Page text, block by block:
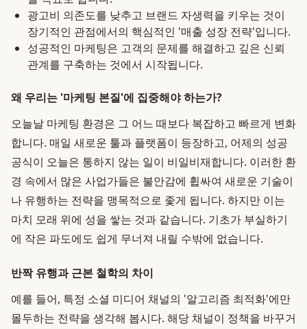
광고비 의존도를 낮추고 브랜드 자생력을 키우는 것이
장기적인 관점에서의 핵심적인 '매출 성장 전략'입니다.
성공적인 마케팅은 고객의 문제를 해결하고 깊은 신뢰
관계를 구축하는 것에서 시작됩니다.
왜 우리는 '마케팅 본질'에 집중해야 하는가?
오늘날 마케팅 환경은 그 어느 때보다 복잡하고 빠르게 변화
합니다. 매일 새로운 툴과 플랫폼이 등장하고, 어제의 성공
공식이 오늘은 통하지 않는 일이 비일비재합니다. 이러한 환
경 속에서 많은 사업가들은 불안감에 휩싸여 새로운 기술이
나 유행하는 전략을 맹목적으로 좇게 됩니다. 하지만 이는
마치 모래 위에 성을 쌓는 것과 같습니다. 기초가 부실하기
에 작은 파도에도 쉽게 무너져 내릴 수밖에 없습니다.
반짝 유행과 근본 철학의 차이
예를 들어, 특정 소셜 미디어 채널의 '알고리즘 최적화'에만
몰두하는 전략을 생각해 봅시다. 해당 채널이 정책을 바꾸거